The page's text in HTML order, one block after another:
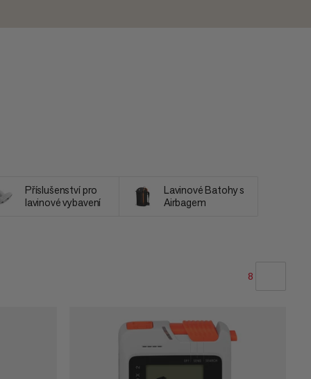
Příslušenství pro
lavinové vybavení
Lavinové Batohy s
Airbagem
8
CENA OD NEJNIŽŠÍ PO NEJVYŠŠÍ
CENA OD NEJVYŠŠÍ PO NEJNIŽŠÍ